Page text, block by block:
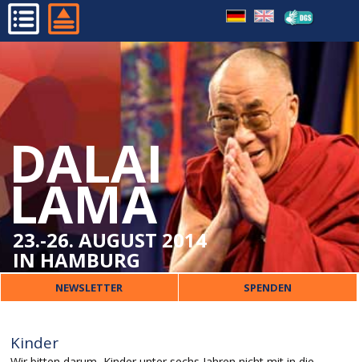
DALAI
LAMA
23.-26. AUGUST 2014
IN HAMBURG
PROGRAMM
ORGANISATORISCHES
WICHTIGE BESUCHERINFOS
ORT
VERPFLEGUNG
ÜBERSETZUNG
KINDER
SICHERHEIT
UNTERKUNFT
VERANSTALTER
PRESSE
KONTAKT
NEWSLETTER SPENDEN
Kinder